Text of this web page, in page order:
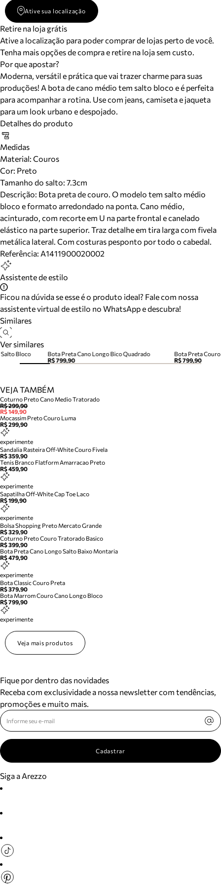
Ative sua localização
Retire na loja grátis
Ative a localização para poder comprar de lojas perto de você.
Tenha mais opções de compra e retire na loja sem custo.
Por que apostar?
Moderna, versátil e prática que vai trazer charme para suas
produções! A bota de cano médio tem salto bloco e é perfeita
para acompanhar a rotina. Use com jeans, camiseta e jaqueta
para um look urbano e despojado.
Detalhes do produto
Medidas
Material: Couros
Cor: Preto
Tamanho do salto: 7.3cm
Descrição: Bota preta de couro. O modelo tem salto médio
bloco e formato arredondado na ponta. Cano médio,
acinturado, com recorte em U na parte frontal e canelado
elástico na parte superior. Traz detalhe em tira larga com fivela
metálica lateral. Com costuras pesponto por todo o cabedal.
Referência: A1411900020002
Assistente de estilo
Ficou na dúvida se esse é o produto ideal? Fale com nossa
assistente virtual de estilo no WhatsApp e descubra!
Similares
Ver similares
Bota Preta Cano Longo Bico Quadrado
R$ 799,90
Bota Preta
R$ 799,90
Bloco
VEJA TAMBÉM
Coturno Preto Cano Medio Tratorado
R$ 299,90
R$ 149,90
Mocassim Preto Couro Luma
R$ 299,90
experimente
Sandalia Rasteira Off-White Couro Fivela
R$ 359,90
Tenis Branco Flatform Amarracao Preto
R$ 459,90
experimente
Sapatilha Off-White Cap Toe Laco
R$ 199,90
experimente
Bolsa Shopping Preto Mercato Grande
R$ 329,90
Coturno Preto Couro Tratorado Basico
R$ 399,90
Bota Preta Cano Longo Salto Baixo Montaria
R$ 479,90
experimente
Bota Classic Couro Preta
R$ 379,90
Bota Marrom Couro Cano Longo Bloco
R$ 799,90
experimente
Veja mais produtos
Fique por dentro das novidades
Receba com exclusividade a nossa newsletter com tendências,
promoções e muito mais.
Cadastrar
Siga a Arezzo